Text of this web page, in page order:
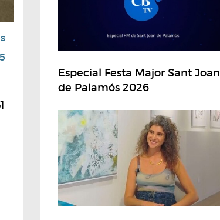
Especial Festa Major Sant Joan
de Palamós 2026